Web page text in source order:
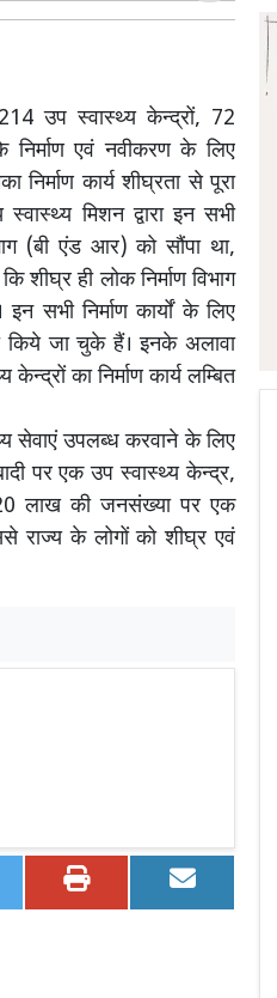
उप स्वास्थ्य केन्द्रों, 72
निर्माण एवं नवीकरण के लिए
कार्य शीघ्रता से पूरा
मिशन द्वारा इन सभी
(बी एंड आर) को सौंपा था,
शीघ्र ही लोक निर्माण विभाग
सभी निर्माण कार्यों के लिए
किये जा चुके हैं। इनके अलावा
का निर्माण कार्य लम्बित
सेवाएं उपलब्ध करवाने के लिए
पर एक उप स्वास्थ्य केन्द्र,
लाख की जनसंख्या पर एक
राज्य के लोगों को शीघ्र एवं